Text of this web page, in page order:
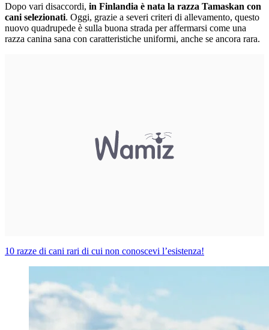
Dopo vari disaccordi, in Finlandia è nata la razza Tamaskan con
cani selezionati. Oggi, grazie a severi criteri di allevamento, questo
nuovo quadrupede è sulla buona strada per affermarsi come una
razza canina sana con caratteristiche uniformi, anche se ancora rara.
10 razze di cani rari di cui non conoscevi l’esistenza!